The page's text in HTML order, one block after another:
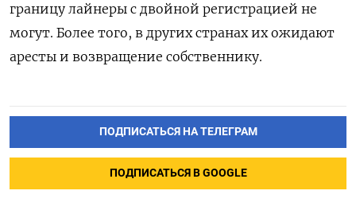
границу лайнеры с двойной регистрацией не
могут. Более того, в других странах их ожидают
аресты и возвращение собственнику.
ПОДПИСАТЬСЯ НА ТЕЛЕГРАМ
ПОДПИСАТЬСЯ В GOOGLE